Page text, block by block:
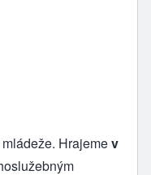
Hrajemev